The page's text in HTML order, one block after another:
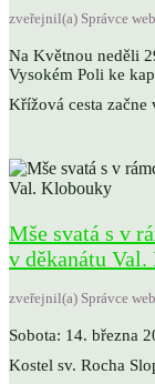
zveřejnil(a) Správce
Na Květnou neděli
Vysokém Poli ke
Křížová cesta
Mše svatá s v
v děkanátu
zveřejnil(a) Správce
Sobota: 14. března
Kostel sv. Rocha